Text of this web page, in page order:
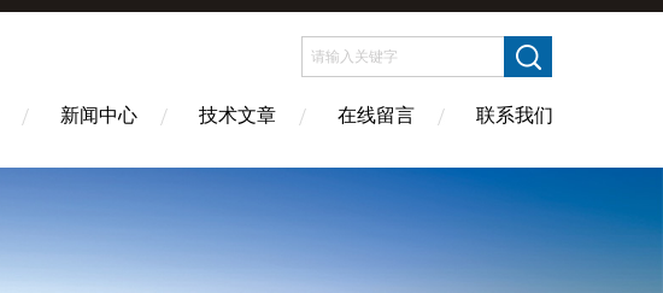
新闻中心 技术文章 在线留言 联系我们